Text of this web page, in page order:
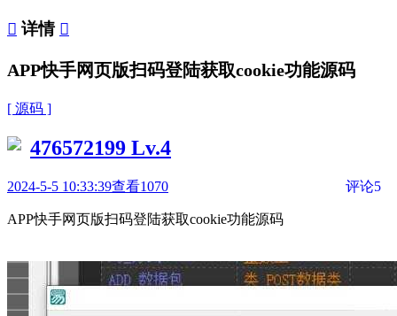
 详情 
APP快手网页版扫码登陆获取cookie功能源码
[ 源码 ]
476572199 Lv.4
2024-5-5 10:33:39查看1070 评论5
APP快手网页版扫码登陆获取cookie功能源码